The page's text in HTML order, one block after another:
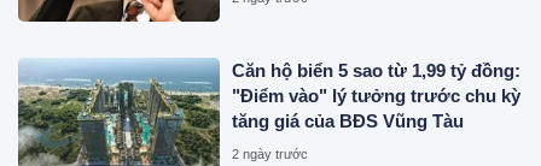
Căn hộ biển 5 sao từ 1,99 tỷ đồng:
"Điểm vào" lý tưởng trước chu kỳ
tăng giá của BĐS Vũng Tàu
2 ngày trước